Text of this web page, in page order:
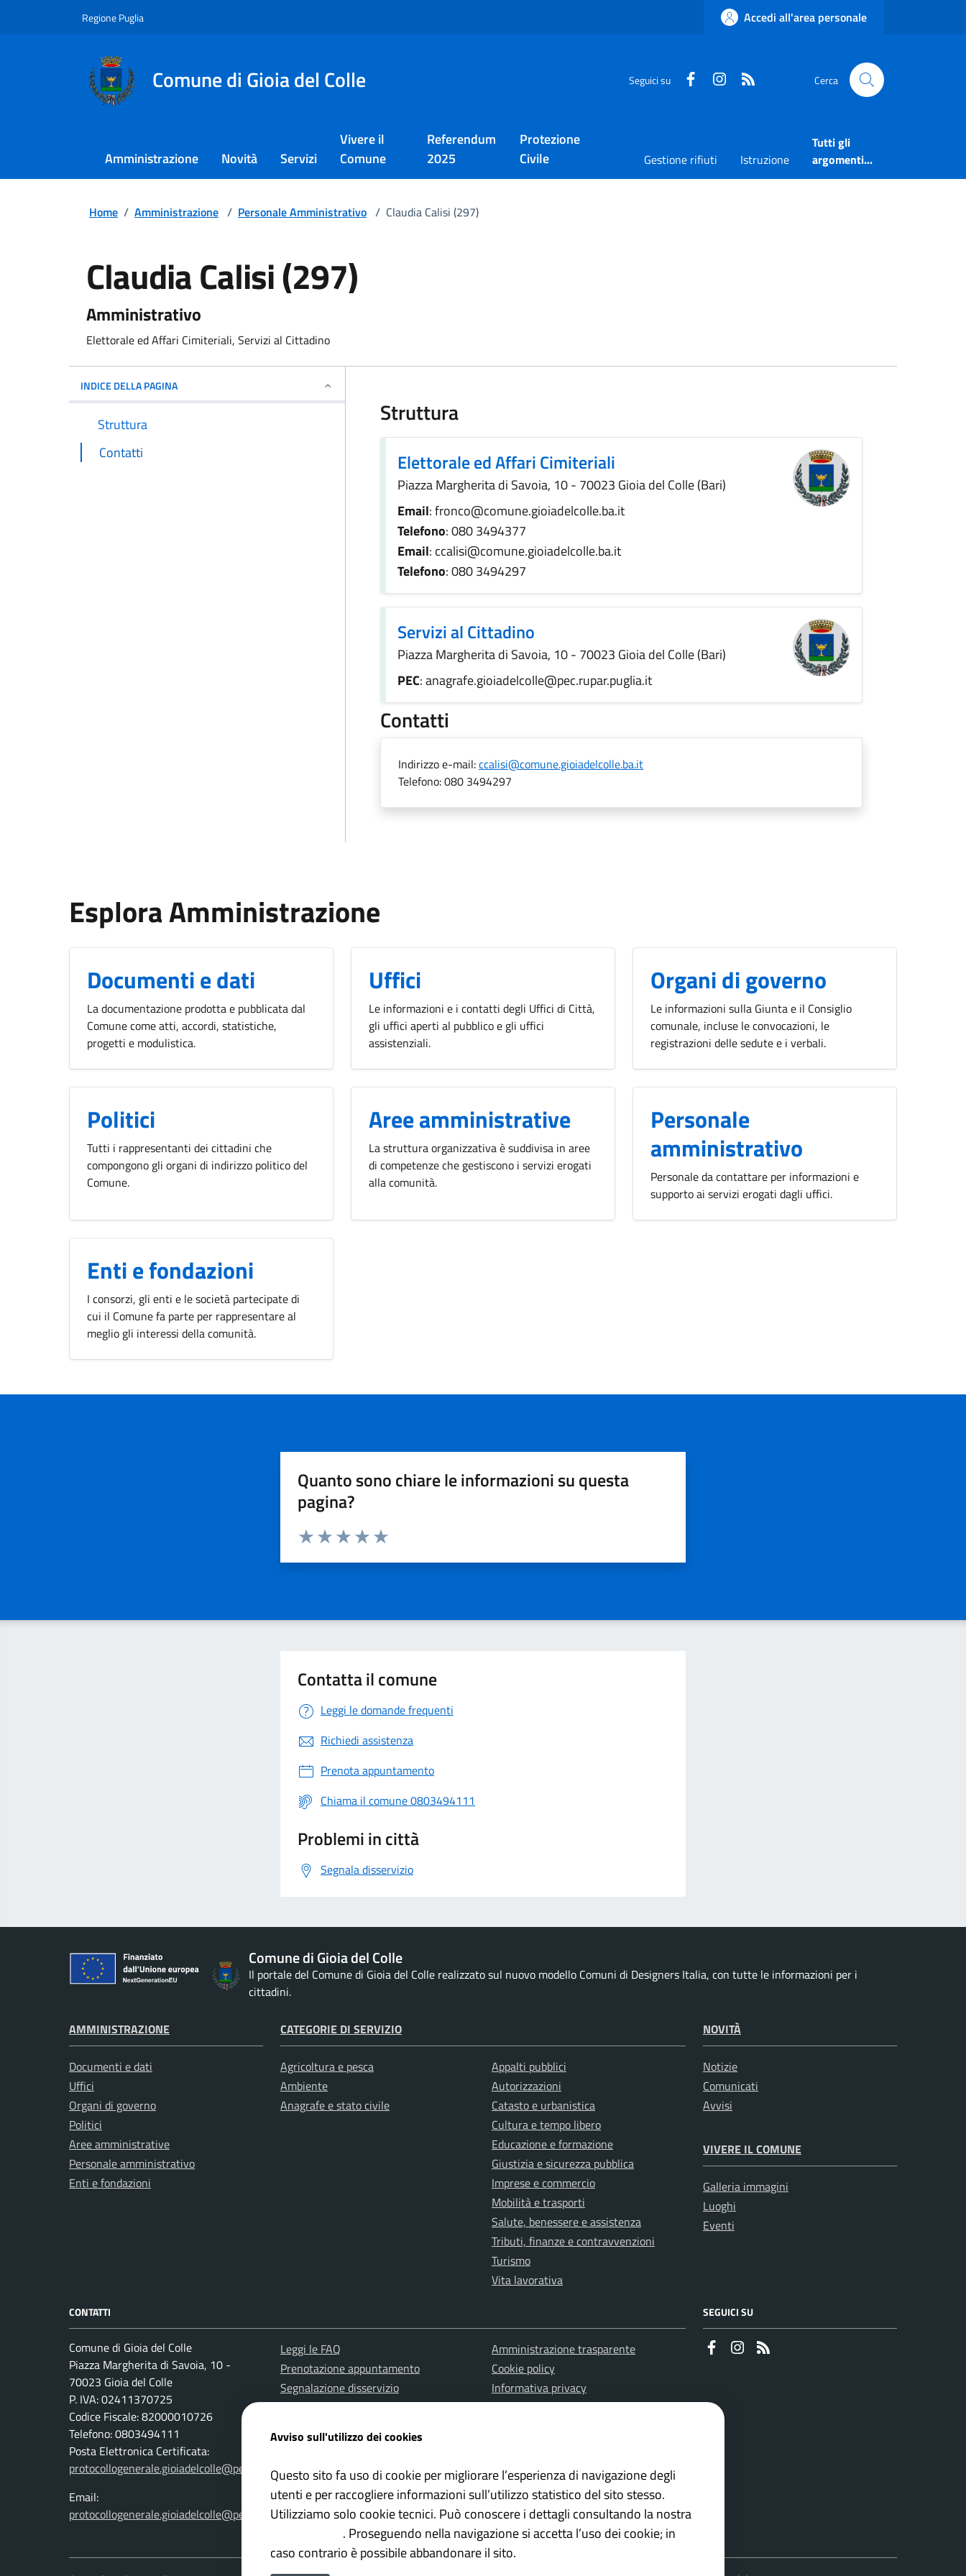
Regione Puglia Accedi all'area personale
Comune di Gioia del Colle Seguici su FaceboookInstagram Cerca
Amministrazione Novità Servizi
Vivere il
Comune
Referendum
2025
Protezione
Civile
Gestione rifiuti Istruzione
Tutti gli
argomenti...
Home / Amministrazione / Personale Amministrativo / Claudia Calisi (297)
Claudia Calisi (297)
Amministrativo
Elettorale ed Affari Cimiteriali, Servizi al Cittadino
INDICE DELLA PAGINA
Struttura
Contatti
Struttura
Elettorale ed Affari Cimiteriali
Piazza Margherita di Savoia, 10 - 70023 Gioia del Colle (Bari)
Email: fronco@comune.gioiadelcolle.ba.it
Telefono: 080 3494377
Email: ccalisi@comune.gioiadelcolle.ba.it
Telefono: 080 3494297
Servizi al Cittadino
Piazza Margherita di Savoia, 10 - 70023 Gioia del Colle (Bari)
PEC: anagrafe.gioiadelcolle@pec.rupar.puglia.it
Contatti
Indirizzo e-mail:ccalisi@comune.gioiadelcolle.ba.it
Telefono:080 3494297
Esplora Amministrazione
Documenti e dati
La documentazione prodotta e pubblicata dal
Comune come atti, accordi, statistiche,
progetti e modulistica.
Uffici
Le informazioni e i contatti degli Uffici di Città,
gli uffici aperti al pubblico e gli uffici
assistenziali.
Organi di governo
Le informazioni sulla Giunta e il Consiglio
comunale, incluse le convocazioni, le
registrazioni delle sedute e i verbali.
Politici
Tutti i rappresentanti dei cittadini che
compongono gli organi di indirizzo politico del
Comune.
Aree amministrative
La struttura organizzativa è suddivisa in aree
di competenze che gestiscono i servizi erogati
alla comunità.
Personale
amministrativo
Personale da contattare per informazioni e
supporto ai servizi erogati dagli uffici.
Enti e fondazioni
I consorzi, gli enti e le società partecipate di
cui il Comune fa parte per rappresentare al
meglio gli interessi della comunità.
Quanto sono chiare le informazioni su questa
pagina?
Valuta da 1 a 5 stelle la pagina
Contatta il comune
Leggi le domande frequenti
Richiedi assistenza
Prenota appuntamento
Chiama il comune 0803494111
Problemi in città
Segnala disservizio
Comune di Gioia del Colle
Il portale del Comune di Gioia del Colle realizzato sul nuovo modello Comuni di Designers Italia, con tutte le informazioni per i
cittadini.
AMMINISTRAZIONE
Documenti e dati
Uffici
Organi di governo
Politici
Aree amministrative
Personale amministrativo
Enti e fondazioni
CATEGORIE DI SERVIZIO
Agricoltura e pesca
Ambiente
Anagrafe e stato civile
Appalti pubblici
Autorizzazioni
Catasto e urbanistica
Cultura e tempo libero
Educazione e formazione
Giustizia e sicurezza pubblica
Imprese e commercio
Mobilità e trasporti
Salute, benessere e assistenza
Tributi, finanze e contravvenzioni
Turismo
Vita lavorativa
NOVITÀ
Notizie
Comunicati
Avvisi
VIVERE IL COMUNE
Galleria immagini
Luoghi
Eventi
CONTATTI
Comune di Gioia del Colle
Piazza Margherita di Savoia, 10 -
70023 Gioia del Colle
P. IVA: 02411370725
Codice Fiscale: 82000010726
Telefono: 0803494111
Posta Elettronica Certificata:
protocollogenerale.gioiadelcolle@pec.rupar.puglia.it
Email:
protocollogenerale.gioiadelcolle@pec.rupar.puglia.it
Leggi le FAQ
Prenotazione appuntamento
Segnalazione disservizio
Richiesta d'assistenza
Amministrazione trasparente
Cookie policy
Informativa privacy
Note Legali
SEGUICI SU
FaceboookInstagram
Avviso sull'utilizzo dei cookies
Questo sito fa uso di cookie per migliorare l’esperienza di navigazione degli
utenti e per raccogliere informazioni sull’utilizzo statistico del sito stesso.
Utilizziamo solo cookie tecnici. Può conoscere i dettagli consultando la nostra
. Proseguendo nella navigazione si accetta l’uso dei cookie; in
caso contrario è possibile abbandonare il sito.